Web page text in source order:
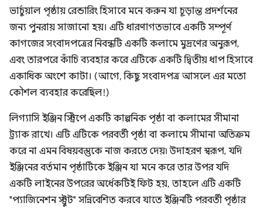
ভার্চুয়াল পৃষ্ঠায় রেন্ডারিং হিসাবে মনে করুন যা চূড়ান্ত প্রদর্শনের
জন্য পুনরায় সাজানো হয়। এটি ধারণাগতভাবে একটি সম্পূর্ণ
কাগজের সংবাদপত্রের নিবন্ধটি একটি কলামে মুদ্রণের অনুরূপ,
এবং তারপরে কাঁচি ব্যবহার করে এটিকে একটি দ্বিতীয় ধাপ হিসাবে
একাধিক অংশে কাটা। (আগে, কিছু সংবাদপত্র আসলে এর মতো
কৌশল ব্যবহার করেছিল!)
লিগ্যাসি ইঞ্জিন স্ট্রিপে একটি কাল্পনিক পৃষ্ঠা বা কলামের সীমানা
ট্র্যাক রাখে। এটি এটিকে পরবর্তী পৃষ্ঠা বা কলামে সীমানা অতিক্রম
করে না এমন বিষয়বস্তুকে নাজ করতে দেয়৷ উদাহরণ স্বরূপ, যদি
ইঞ্জিনের বর্তমান পৃষ্ঠাটিকে ইঞ্জিন যা মনে করে তার উপর যদি
একটি লাইনের উপরের অর্ধেকটিই ফিট হয়, তাহলে এটি একটি
"প্যাজিনেশন স্ট্রুট" সন্নিবেশিত করবে যাতে ইঞ্জিনটি পরবর্তী পৃষ্ঠার